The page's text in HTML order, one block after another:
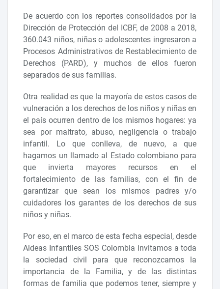
De acuerdo con los reportes consolidados por la
Dirección de Protección del ICBF, de 2008 a 2018,
360.043 niños, niñas o adolescentes ingresaron a
Procesos Administrativos de Restablecimiento de
Derechos (PARD), y muchos de ellos fueron
separados de sus familias.
Otra realidad es que la mayoría de estos casos de
vulneración a los derechos de los niños y niñas en
el país ocurren dentro de los mismos hogares: ya
sea por maltrato, abuso, negligencia o trabajo
infantil. Lo que conlleva, de nuevo, a que
hagamos un llamado al Estado colombiano para
que invierta mayores recursos en el
fortalecimiento de las familias, con el fin de
garantizar que sean los mismos padres y/o
cuidadores los garantes de los derechos de sus
niños y niñas.
Por eso, en el marco de esta fecha especial, desde
Aldeas Infantiles SOS Colombia invitamos a toda
la sociedad civil para que reconozcamos la
importancia de la Familia, y de las distintas
formas de familia que podemos tener, siempre y